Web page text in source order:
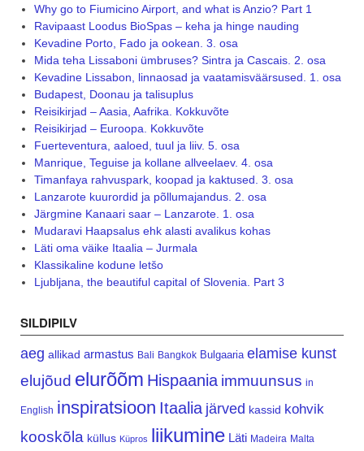
Why go to Fiumicino Airport, and what is Anzio? Part 1
Ravipaast Loodus BioSpas – keha ja hinge nauding
Kevadine Porto, Fado ja ookean. 3. osa
Mida teha Lissaboni ümbruses? Sintra ja Cascais. 2. osa
Kevadine Lissabon, linnaosad ja vaatamisväärsused. 1. osa
Budapest, Doonau ja talisuplus
Reisikirjad – Aasia, Aafrika. Kokkuvõte
Reisikirjad – Euroopa. Kokkuvõte
Fuerteventura, aaloed, tuul ja liiv. 5. osa
Manrique, Teguise ja kollane allveelaev. 4. osa
Timanfaya rahvuspark, koopad ja kaktused. 3. osa
Lanzarote kuurordid ja põllumajandus. 2. osa
Järgmine Kanaari saar – Lanzarote. 1. osa
Mudaravi Haapsalus ehk alasti avalikus kohas
Läti oma väike Itaalia – Jurmala
Klassikaline kodune letšo
Ljubljana, the beautiful capital of Slovenia. Part 3
SILDIPILV
aeg allikad armastus Bali Bangkok Bulgaaria elamise kunst
elujõud elurõõm Hispaania immuunsus in
English inspiratsioon Itaalia järved kassid kohvik
kooskõla küllus Küpros liikumine Läti Madeira Malta